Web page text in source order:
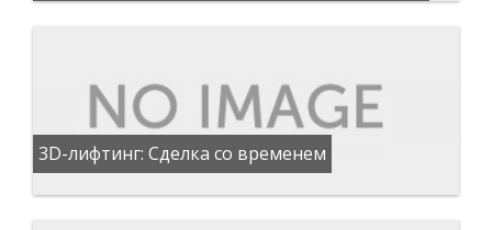
3D-лифтинг: Сделка со временем